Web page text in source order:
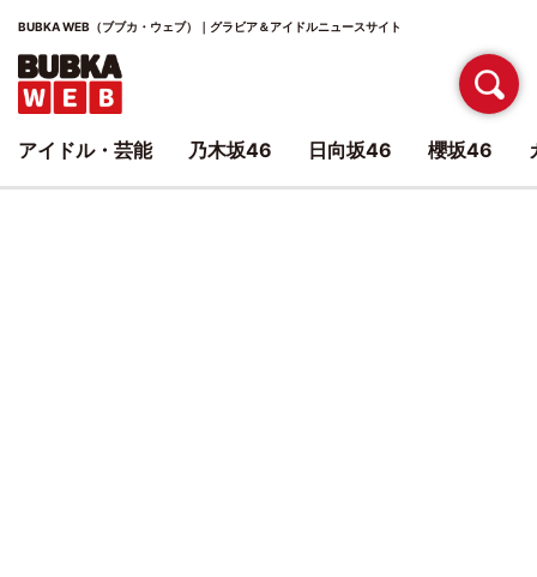
BUBKA WEB（ブブカ・ウェブ）｜グラビア＆アイドルニュースサイト
アイドル・芸能 乃木坂46 日向坂46 櫻坂46